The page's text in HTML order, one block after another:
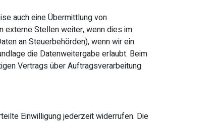
auch eine Übermittlung von
externe Stellen weiter, wenn dies im
an Steuerbehörden), wenn wir ein
die Datenweitergabe erlaubt. Beim
Vertrags über Auftragsverarbeitung
Einwilligung jederzeit widerrufen. Die